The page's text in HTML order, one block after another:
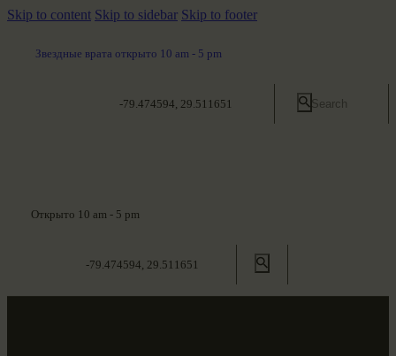
Skip to content Skip to sidebar Skip to footer
Звездные врата открыто 10 am - 5 pm
-79.474594, 29.511651
Открыто 10 am - 5 pm
-79.474594, 29.511651